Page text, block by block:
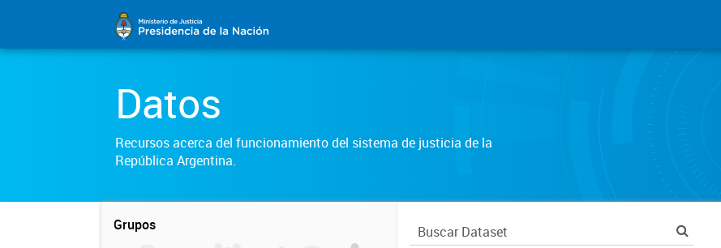
Datos
Recursos acerca del funcionamiento del sistema de justicia de la
República Argentina.
Grupos